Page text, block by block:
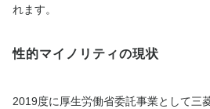
れます。
性的マイノリティの現状
2019度に厚生労働省委託事業として三